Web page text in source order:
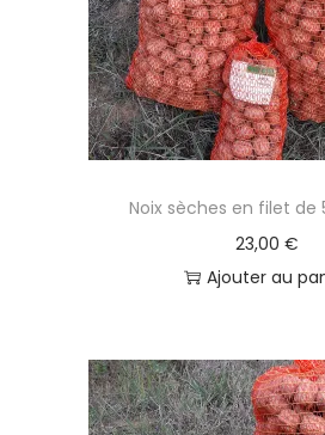
a
t
i
o
n
u
Noix sèches en filet de
23,00€
Ajouter au